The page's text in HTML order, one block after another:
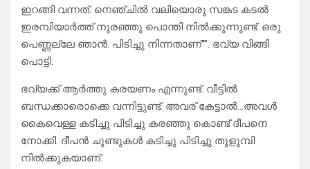
ഇറങ്ങി വന്നത്. നെഞ്ചിൽ വലിയൊരു സങ്കട കടൽ
ഇരമ്പിയാർത്ത് നുരഞ്ഞു പൊന്തി നിൽക്കുന്നുണ്ട്. ഒരു
പെണ്ണല്ലേ ഞാൻ. പിടിച്ചു നിന്നതാണ്””. ഭവ്യ വിങ്ങി
പൊട്ടി.
ഭവ്യക്ക് ആർത്തു കരയണം എന്നുണ്ട്. വീട്ടിൽ
ബന്ധക്കാരൊക്കെ വന്നിട്ടുണ്ട്. അവര് കേട്ടാൽ…അവൾ
കൈവെള്ള കടിച്ചു പിടിച്ചു കരഞ്ഞു കൊണ്ട് ദീപനെ
നോക്കി. ദീപൻ ചുണ്ടുകൾ കടിച്ചു പിടിച്ചു തുളുമ്പി
നിൽക്കുകയാണ്.